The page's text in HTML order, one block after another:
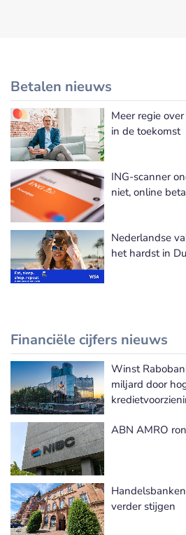
Betalen nieuws
Meer regie
in de toekomst
ING-scanner
niet, online
Nederlandse
het hardst in
Financiële cijfers nieuws
Winst
miljard door
ABN AMRO
verder stijgen